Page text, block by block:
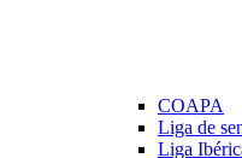
COAPA
Liga de
Liga